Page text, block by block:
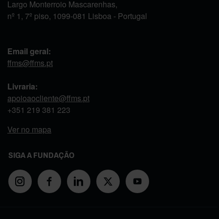
Largo Monterroio Mascarenhas,
nº 1, 7º piso, 1099-081 Lisboa - Portugal
Email geral:
ffms@ffms.pt
Livraria:
apoioaocliente@ffms.pt
+351 219 381 223
Ver no mapa
SIGA A FUNDAÇÃO